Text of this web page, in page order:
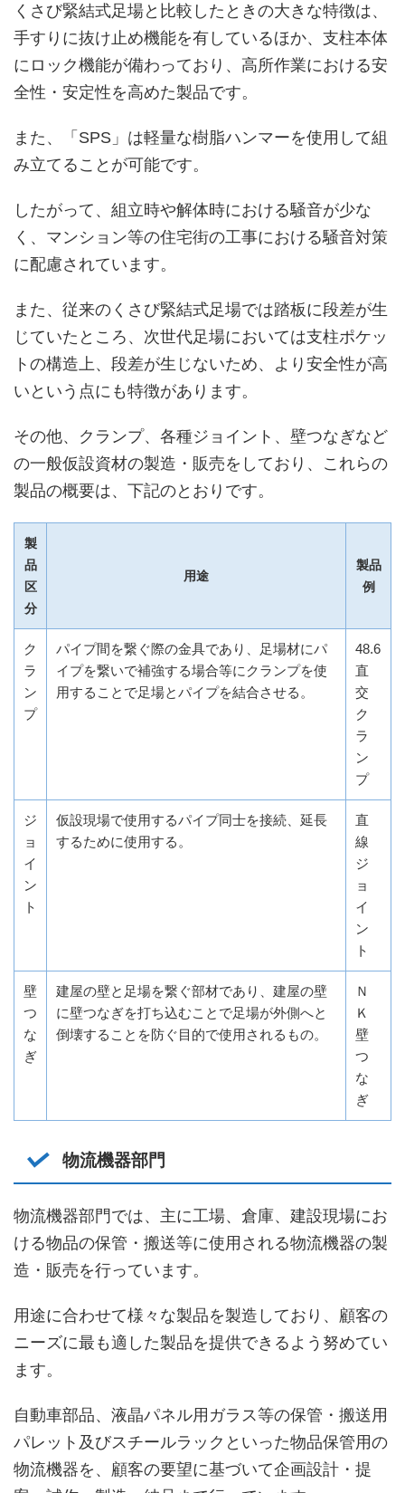
くさび緊結式足場と比較したときの大きな特徴は、
手すりに抜け止め機能を有しているほか、支柱本体
にロック機能が備わっており、高所作業における安
全性・安定性を高めた製品です。
また、「SPS」は軽量な樹脂ハンマーを使用して組
み立てることが可能です。
したがって、組立時や解体時における騒音が少な
く、マンション等の住宅街の工事における騒音対策
に配慮されています。
また、従来のくさび緊結式足場では踏板に段差が生
じていたところ、次世代足場においては支柱ポケッ
トの構造上、段差が生じないため、より安全性が高
いという点にも特徴があります。
その他、クランプ、各種ジョイント、壁つなぎなど
の一般仮設資材の製造・販売をしており、これらの
製品の概要は、下記のとおりです。
製
品
区
分
用途
製品
例
ク
ラ
ン
プ
パイプ間を繋ぐ際の金具であり、足場材にパ
イプを繋いで補強する場合等にクランプを使
用することで足場とパイプを結合させる。
48.6
直
交
ク
ラ
ン
プ
ジ
ョ
イ
ン
ト
仮設現場で使用するパイプ同士を接続、延長
するために使用する。
直
線
ジ
ョ
イ
ン
ト
壁
つ
な
ぎ
建屋の壁と足場を繋ぐ部材であり、建屋の壁
に壁つなぎを打ち込むことで足場が外側へと
倒壊することを防ぐ目的で使用されるもの。
Ｎ
Ｋ
壁
つ
な
ぎ
物流機器部門
物流機器部門では、主に工場、倉庫、建設現場にお
ける物品の保管・搬送等に使用される物流機器の製
造・販売を行っています。
用途に合わせて様々な製品を製造しており、顧客の
ニーズに最も適した製品を提供できるよう努めてい
ます。
自動車部品、液晶パネル用ガラス等の保管・搬送用
パレット及びスチールラックといった物品保管用の
物流機器を、顧客の要望に基づいて企画設計・提